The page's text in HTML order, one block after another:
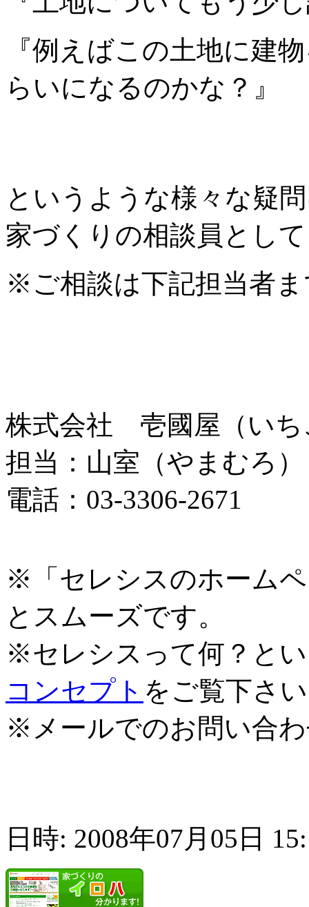
『例えばこの土地に建
らいになるのかな？』
というような様々な疑
家づくりの相談員とし
※ご相談は下記担当者
株式会社 壱國屋（いち
担当：山室（やまむろ）
電話：03-3306-2671
※「セレシスのホーム
とスムーズです。
※セレシスって何？と
コンセプト をご覧下さ
※メールでのお問い合
日時: 2008年07月05日